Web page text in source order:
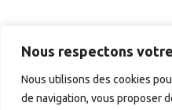
Nous respectons
Nous utilisons des cookies
de navigation, vous proposer